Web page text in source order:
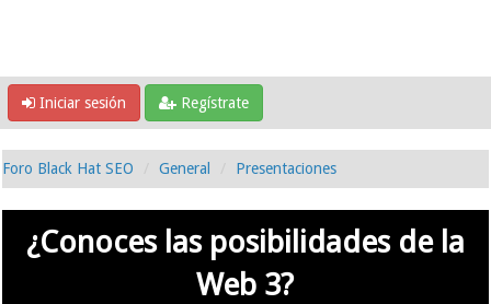
Iniciar sesión Regístrate
Foro Black Hat SEO General Presentaciones
¿Conoces las posibilidades de la
Web 3?